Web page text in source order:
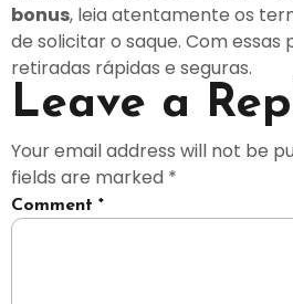
bonus, leia atentamente os
de solicitar o saque. Com
retiradas rápidas e seguras.
Leave a
Your email address will not be
fields are marked *
Comment *